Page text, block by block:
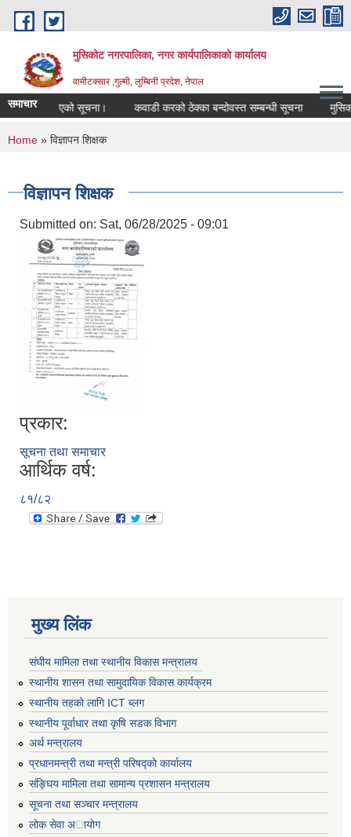
Skip to main content
मुसिकोट नगरपालिका, नगर कार्यपालिकाकाे कार्यालय
वामीटक्सार ,गुल्मी, लुम्बिनी प्रदेश, नेपाल
समाचारगरिएको सूचना। कवाडी करको ठेक्का बन्दोवस्त सम्बन्धी सूचना मुसिकोट
You are here
Home » विज्ञापन शिक्षक
विज्ञापन शिक्षक
Submitted on: Sat, 06/28/2025 - 09:01
प्रकार:
सूचना तथा समाचार
आर्थिक वर्ष:
८१/८२
मुख्य लिंक
संघीय मामिला तथा स्थानीय विकास मन्त्रालय
स्थानीय शासन तथा सामुदायिक विकास कार्यक्रम
स्थानीय तहको लागि ICT ब्लग
स्थानीय पूर्वाधार तथा कृषि सडक विभाग
अर्थ मन्त्रालय
प्रधानमन्त्री तथा मन्त्री परिषद्काे कार्यालय
संङ्घिय मामिला तथा सामान्य प्रशासन मन्त्रालय
सूचना तथा सञ्चार मन्त्रालय
लाेक सेवा अायाेग